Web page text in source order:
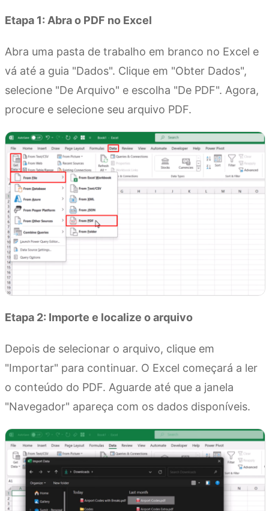
Etapa 1: Abra o PDF no Excel
Abra uma pasta de trabalho em branco no Excel e
vá até a guia "Dados". Clique em "Obter Dados",
selecione "De Arquivo" e escolha "De PDF". Agora,
procure e selecione seu arquivo PDF.
Etapa 2: Importe e localize o arquivo
Depois de selecionar o arquivo, clique em
"Importar" para continuar. O Excel começará a ler
o conteúdo do PDF. Aguarde até que a janela
"Navegador" apareça com os dados disponíveis.